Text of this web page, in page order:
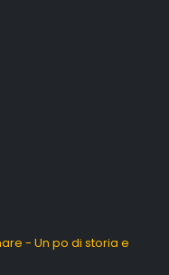
- Un po di storia e